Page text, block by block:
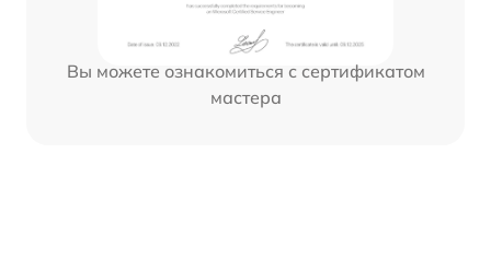
Вы можете ознакомиться с сертификатом
мастера